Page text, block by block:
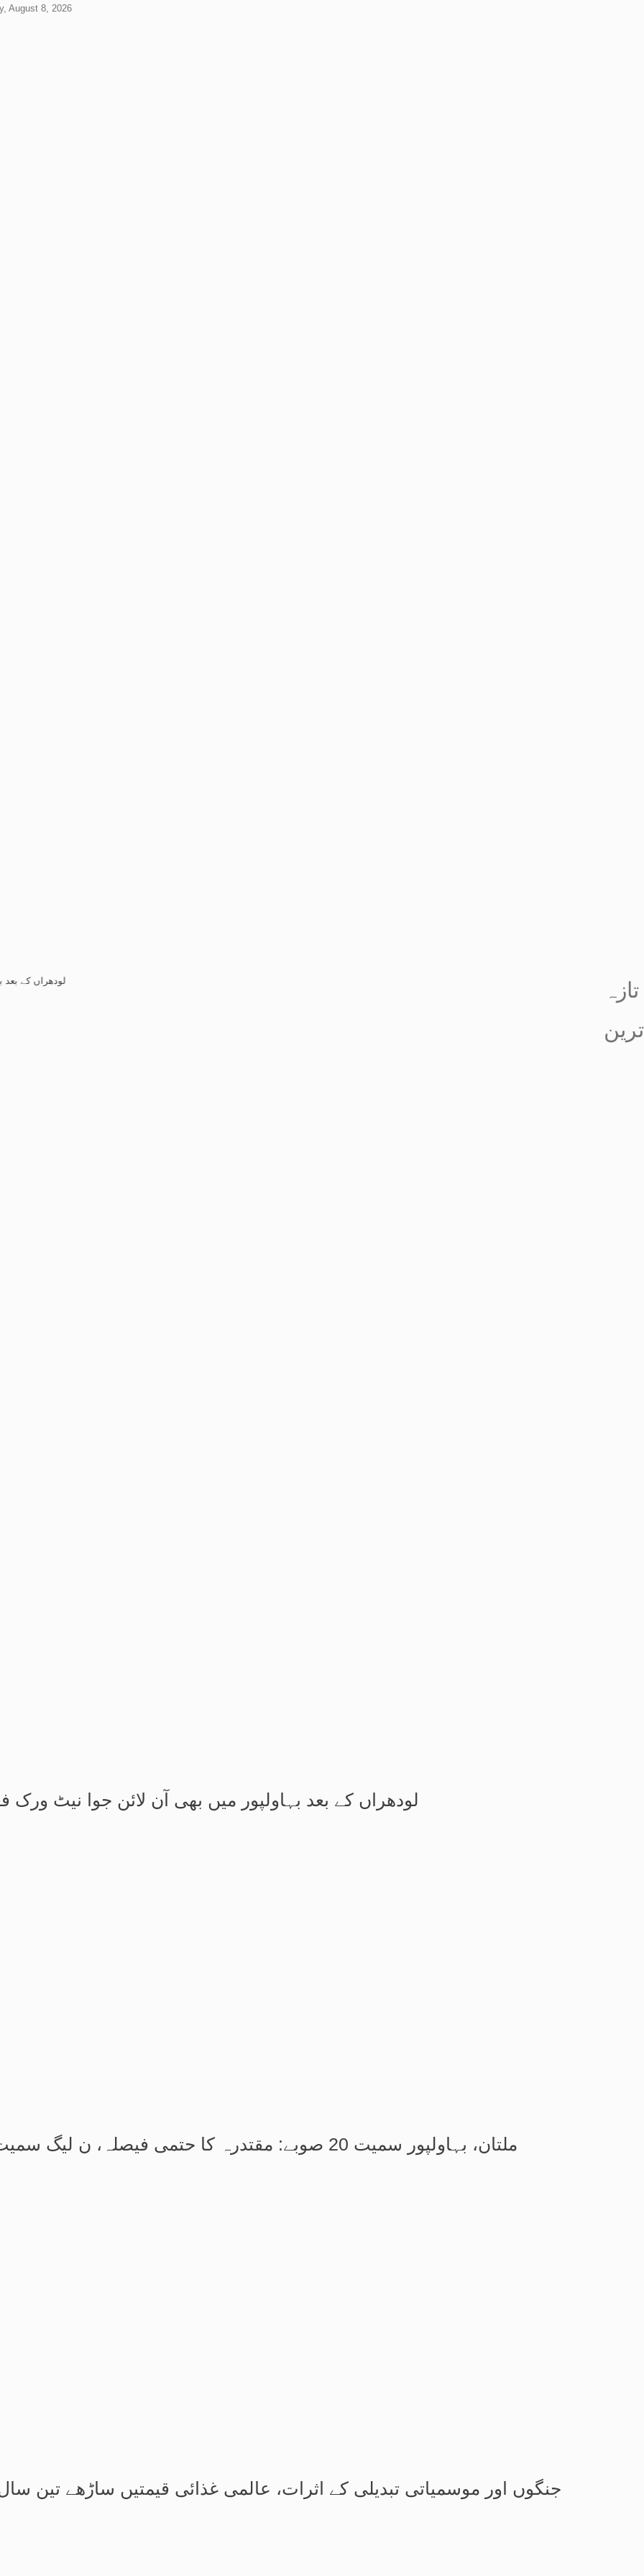
August 8, 2026
لودھراں کے بعد
تازہ
ترین
لودھراں کے بعد بہاولپور میں بھی آن لائن جوا نیٹ ورک
ملتان، بہاولپور سمیت 20 صوبے: مقتدرہ کا حتمی فیصلہ، ن لیگ سمیت سب پارٹیاں تیار، پی پی کا انکار
جنگوں اور موسمیاتی تبدیلی کے اثرات، عالمی غذائی قیمتیں ساڑھے تین